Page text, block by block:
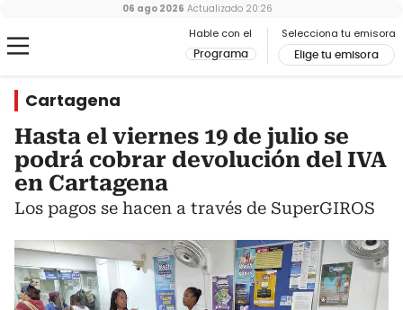
Hable con el
Programa
Selecciona tu emisora
Elige tu emisora
06 ago 2026 Actualizado 20:26
Cartagena
Hasta el viernes 19 de julio se
podrá cobrar devolución del IVA
en Cartagena
Los pagos se hacen a través de SuperGIROS